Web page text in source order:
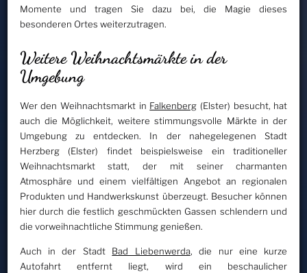
Momente und tragen Sie dazu bei, die Magie dieses
besonderen Ortes weiterzutragen.
Weitere Weihnachtsmärkte in der
Umgebung
Wer den Weihnachtsmarkt in Falkenberg (Elster) besucht, hat
auch die Möglichkeit, weitere stimmungsvolle Märkte in der
Umgebung zu entdecken. In der nahegelegenen Stadt
Herzberg (Elster) findet beispielsweise ein traditioneller
Weihnachtsmarkt statt, der mit seiner charmanten
Atmosphäre und einem vielfältigen Angebot an regionalen
Produkten und Handwerkskunst überzeugt. Besucher können
hier durch die festlich geschmückten Gassen schlendern und
die vorweihnachtliche Stimmung genießen.
Auch in der Stadt Bad Liebenwerda, die nur eine kurze
Autofahrt entfernt liegt, wird ein beschaulicher